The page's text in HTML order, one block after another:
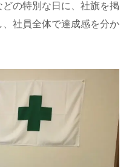
の特別な日に、社旗を掲
社員全体で達成感を分か